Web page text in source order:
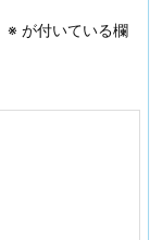
※ が付いている欄